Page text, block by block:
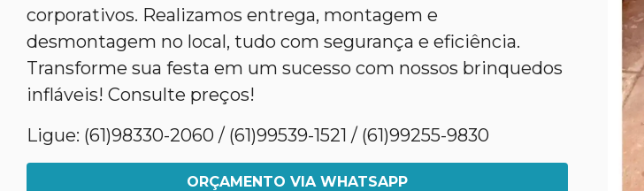
corporativos. Realizamos entrega, montagem e
desmontagem no local, tudo com segurança e eficiência.
Transforme sua festa em um sucesso com nossos brinquedos
infláveis! Consulte preços!
Ligue: (61)98330-2060 / (61)99539-1521 / (61)99255-9830
ORÇAMENTO VIA WHATSAPP